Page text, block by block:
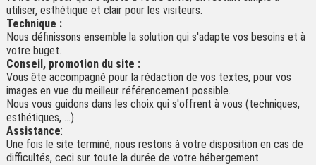
utiliser, esthétique et clair pour les visiteurs.
Technique :
Nous définissons ensemble la solution qui s'adapte vos besoins et à
votre buget.
Conseil, promotion du site :
Vous ête accompagné pour la rédaction de vos textes, pour vos
images en vue du meilleur référencement possible.
Nous vous guidons dans les choix qui s'offrent à vous (techniques,
esthétiques, ...)
Assistance:
Une fois le site terminé, nous restons à votre disposition en cas de
difficultés, ceci sur toute la durée de votre hébergement.